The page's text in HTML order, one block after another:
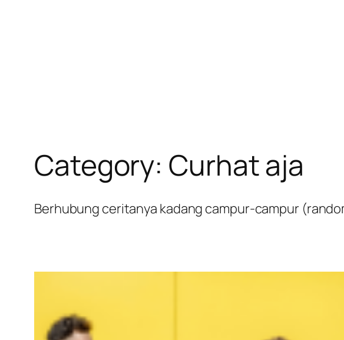
Category: Curhat aja
Berhubung ceritanya kadang campur-campur